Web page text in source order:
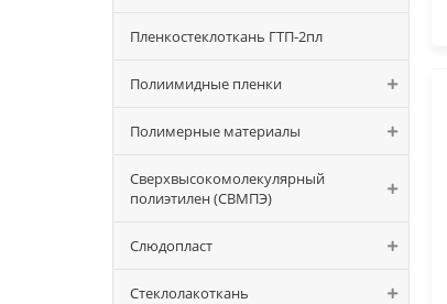
Пленкостеклоткань ГТП-2пл
Полиимидные пленки
Полимерные материалы
Сверхвысокомолекулярный
полиэтилен (СВМПЭ)
Слюдопласт
Стеклолакоткань